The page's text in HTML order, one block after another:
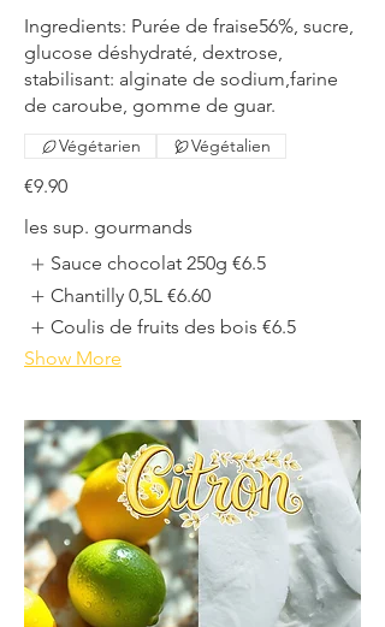
Ingredients: Purée de fraise56%, sucre,
glucose déshydraté, dextrose,
stabilisant: alginate de sodium,farine
de caroube, gomme de guar.
€9.90
Végétarien Végétalien
les sup. gourmands
Sauce chocolat 250g €6.5
Chantilly 0,5L €6.60
Coulis de fruits des bois €6.5
Show More